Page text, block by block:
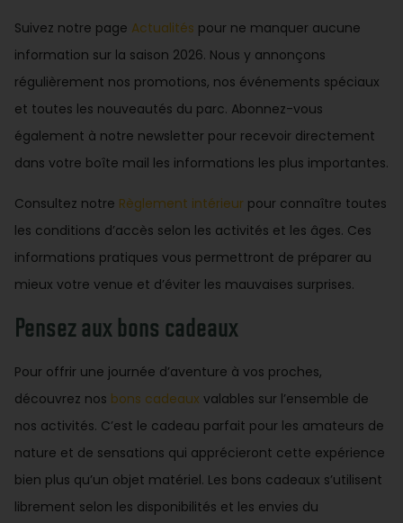
Suivez notre page Actualités pour ne manquer aucune
information sur la saison 2026. Nous y annonçons
régulièrement nos promotions, nos événements spéciaux
et toutes les nouveautés du parc. Abonnez-vous
également à notre newsletter pour recevoir directement
dans votre boîte mail les informations les plus importantes.
Consultez notre Règlement intérieur pour connaître toutes
les conditions d’accès selon les activités et les âges. Ces
informations pratiques vous permettront de préparer au
mieux votre venue et d’éviter les mauvaises surprises.
Pensez aux bons cadeaux
Pour offrir une journée d’aventure à vos proches,
découvrez nos bons cadeaux valables sur l’ensemble de
nos activités. C’est le cadeau parfait pour les amateurs de
nature et de sensations qui apprécieront cette expérience
bien plus qu’un objet matériel. Les bons cadeaux s’utilisent
librement selon les disponibilités et les envies du